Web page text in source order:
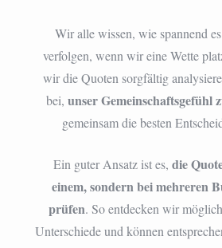
Wir alle wissen, wie spannend
verfolgen, wenn wir eine Wette
wir die Quoten sorgfältig
bei,unser Gemeinschaftsgefühl
gemeinsam die besten
Ein guter Ansatz ist es, die
einem, sondern bei mehreren
prüfen. So entdecken wir
Unterschiede und können